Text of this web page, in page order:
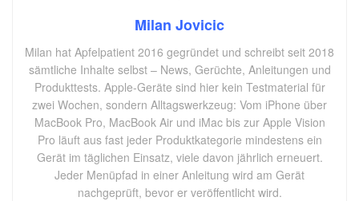
Milan Jovicic
Milan hat Apfelpatient 2016 gegründet und schreibt seit 2018
sämtliche Inhalte selbst – News, Gerüchte, Anleitungen und
Produkttests. Apple-Geräte sind hier kein Testmaterial für
zwei Wochen, sondern Alltagswerkzeug: Vom iPhone über
MacBook Pro, MacBook Air und iMac bis zur Apple Vision
Pro läuft aus fast jeder Produktkategorie mindestens ein
Gerät im täglichen Einsatz, viele davon jährlich erneuert.
Jeder Menüpfad in einer Anleitung wird am Gerät
nachgeprüft, bevor er veröffentlicht wird.